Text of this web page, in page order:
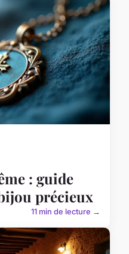
: guide
précieux
11 min de lecture →